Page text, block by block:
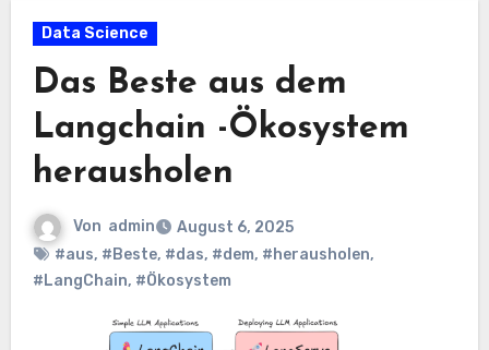
Data Science
Das Beste aus dem
Langchain -Ökosystem
herausholen
Von admin
August 6, 2025
#aus, #Beste, #das, #dem, #herausholen,
#LangChain, #Ökosystem